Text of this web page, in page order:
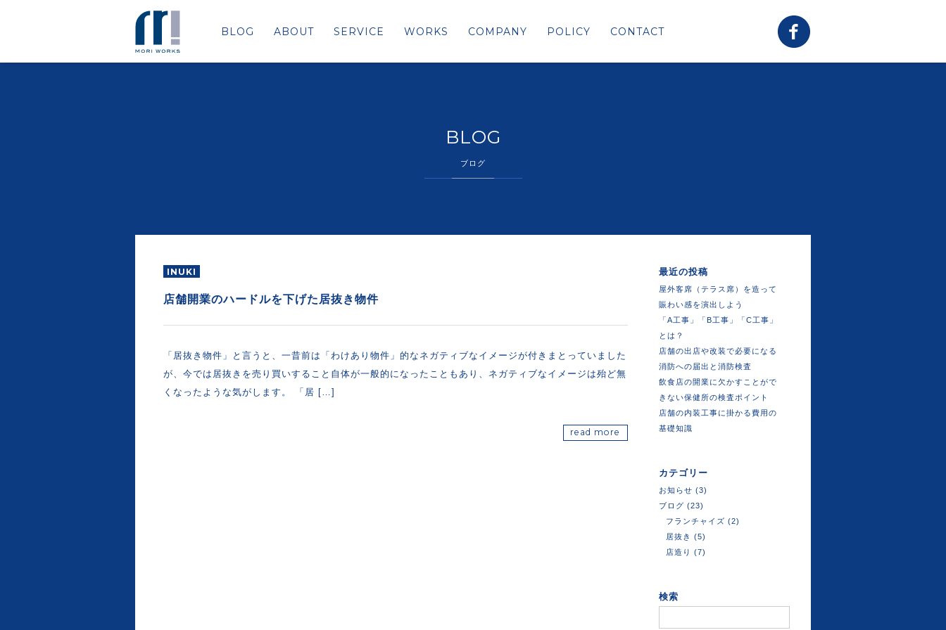
BLOG ABOUT SERVICE WORKS COMPANY POLICY CONTACT
BLOG
ブログ
INUKI
店舗開業のハードルを下げた居抜き物件
「居抜き物件」と言うと、一昔前は「わけあり物件」的なネガティブなイメージが付きまとっていました
が、今では居抜きを売り買いすること自体が一般的になったこともあり、ネガティブなイメージは殆ど無
くなったような気がします。 「居 […]
read more
最近の投稿
屋外客席（テラス席）を造って
賑わい感を演出しよう
「A工事」「B工事」「C工事」
とは？
店舗の出店や改装で必要になる
消防への届出と消防検査
飲食店の開業に欠かすことがで
きない保健所の検査ポイント
店舗の内装工事に掛かる費用の
基礎知識
カテゴリー
お知らせ (3)
ブログ (23)
フランチャイズ (2)
居抜き (5)
店造り (7)
検索